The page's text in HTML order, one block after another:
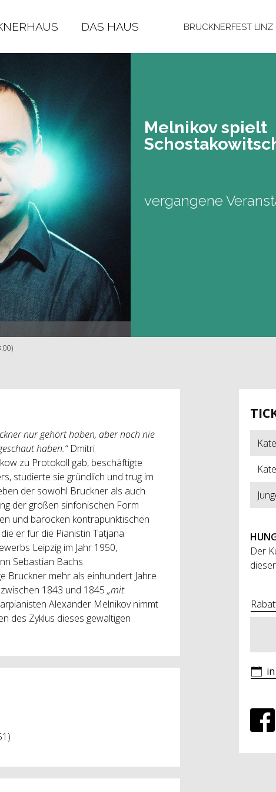
DAS HAUS BRUCKNERFEST
Mel­ni­kov spielt
vergangene
nur gehört haben, aber noch nie
haben.“ Dmitri
zu Protokoll gab, beschäftigte
studierte sie gründlich und trug im
der sowohl Bruckner als auch
der großen sinfonischen Form
und barocken kontrapunktischen
er für die Pianistin Tatjana
Leipzig im Jahr 1950,
Sebastian Bachs
Bruckner mehr als einhundert Jahre
1843 und 1845 „mit
Alexander Melnikov nimmt
des Zyklus dieses gewaltigen
Der